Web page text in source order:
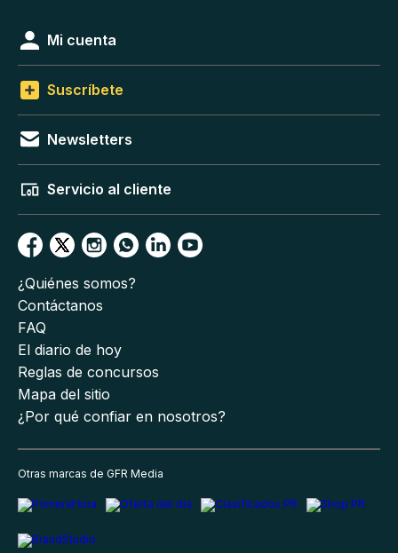
Mi cuenta
Suscríbete
Newsletters
Servicio al cliente
¿Quiénes somos?
Contáctanos
FAQ
El diario de hoy
Reglas de concursos
Mapa del sitio
¿Por qué confiar en nosotros?
Otras marcas de GFR Media